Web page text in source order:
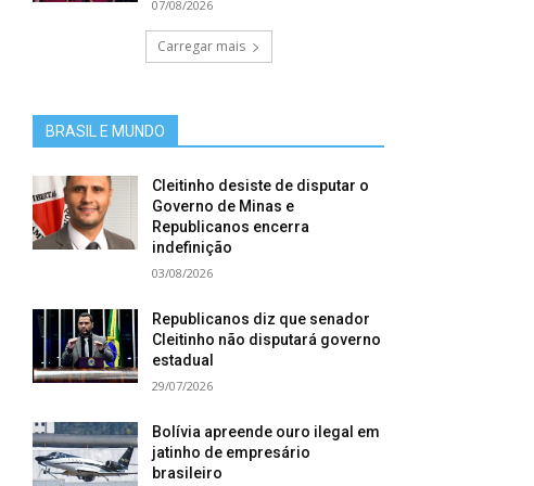
07/08/2026
Carregar mais
BRASIL E MUNDO
Cleitinho desiste de disputar o
Governo de Minas e
Republicanos encerra
indefinição
03/08/2026
Republicanos diz que senador
Cleitinho não disputará governo
estadual
29/07/2026
Bolívia apreende ouro ilegal em
jatinho de empresário
brasileiro